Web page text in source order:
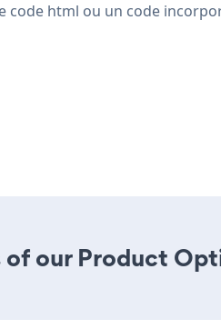
html ou un code
our Product